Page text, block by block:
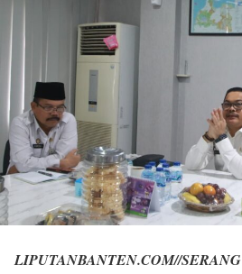
LIPUTANBANTEN.COM//SERANG